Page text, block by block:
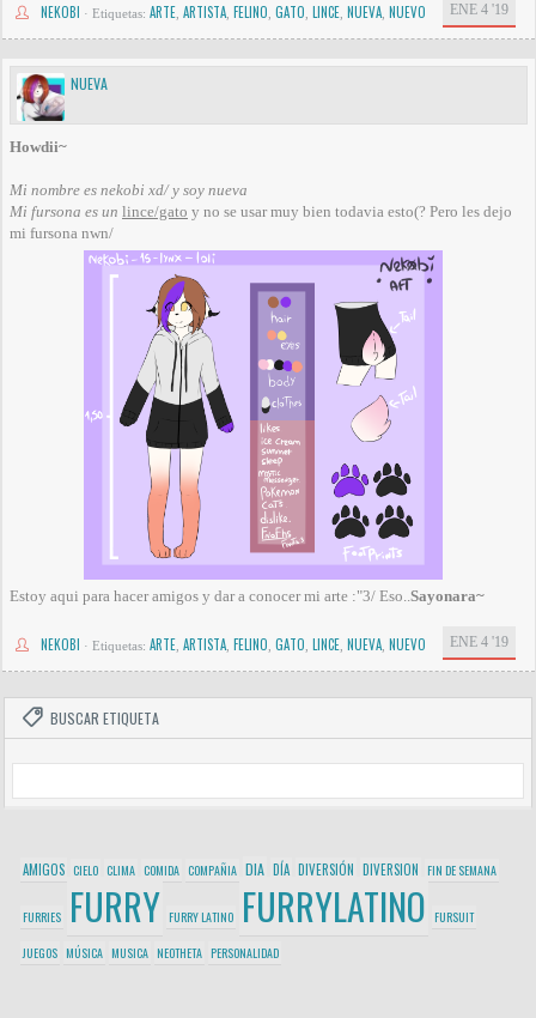
NEKOBI ENE 4 '19
· Etiquetas: ARTE ARTISTA FELINO GATO LINCE NUEVA NUEVO
NUEVA
Howdii~
Mi nombre es nekobi xd/ y soy nueva
Mi fursona es un lince/gato y no se usar muy bien todavia esto(? Pero les dejo
mi fursona nwn/
Estoy aqui para hacer amigos y dar a conocer mi arte :"3/ Eso..Sayonara~
NEKOBI ENE 4 '19
· Etiquetas: ARTE, ARTISTA, FELINO, GATO, LINCE, NUEVA, NUEVO
BUSCAR ETIQUETA
AMIGOS CIELO CLIMA COMIDA COMPAÑIA DIA DÍA DIVERSIÓN DIVERSION FIN DE SEMANA
FURRIES FURRY FURRY LATINO FURRYLATINO FURSUIT
JUEGOS MÚSICA MUSICA NEOTHETA PERSONALIDAD